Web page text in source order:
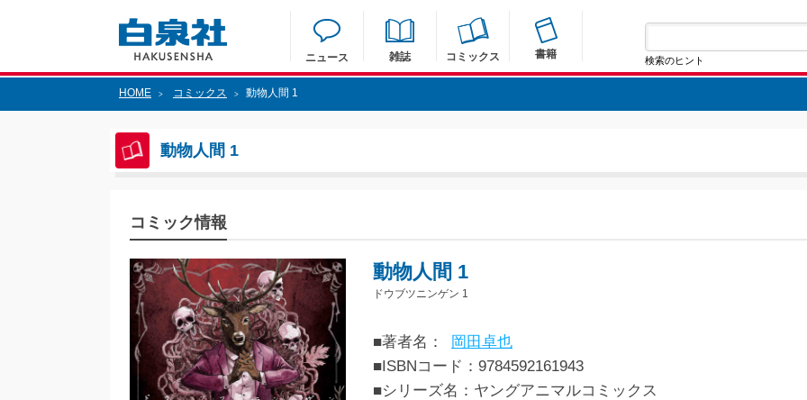
ニュース 雑誌 コミックス 書籍 検索のヒント
HOME > コミックス > 動物人間 1
動物人間 1
コミック情報
動物人間 1
ドウブツニンゲン 1
■著者名：
岡田卓也
■ISBNコード：9784592161943
■シリーズ名：ヤングアニマルコミックス